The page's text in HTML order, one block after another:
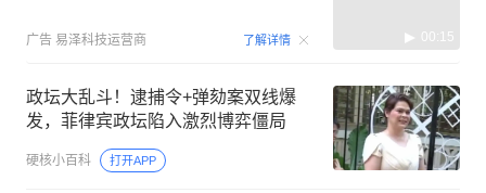
广告 易泽科技运营商 了解详情 00:15
政坛大乱斗！逮捕令+弹劾案双线爆
发，菲律宾政坛陷入激烈博弈僵局
硬核小百科 打开APP